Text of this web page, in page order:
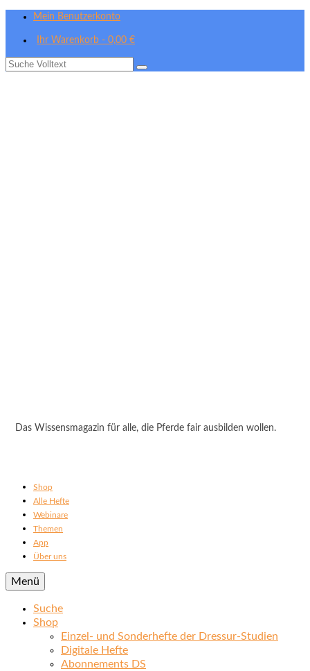
Mein Benutzerkonto
Ihr Warenkorb - 0,00 €
Suche
Das Wissensmagazin für alle, die Pferde fair ausbilden wollen.
Shop
Alle Hefte
Webinare
Themen
App
Über uns
Menü
Suche
Shop
Einzel- und Sonderhefte der Dressur-Studien
Digitale Hefte
Abonnements DS